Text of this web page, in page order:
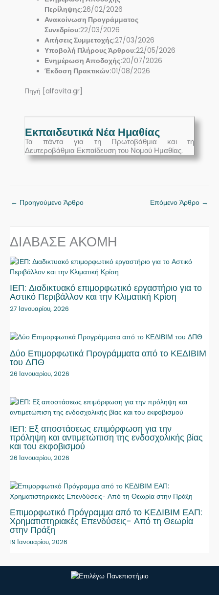
Περίληψης:26/02/2026
Ανακοίνωση Προγράμματος
Συνεδρίου:22/03/2026
Αιτήσεις Συμμετοχής:27/03/2026
Υποβολή Πλήρους Άρθρου:22/05/2026
Ενημέρωση Αποδοχής:20/07/2026
Έκδοση Πρακτικών:01/08/2026
Πηγή [alfavita.gr]
Εκπαιδευτικά Νέα Ημαθίας
Τα πάντα για τη Πρωτοβάθμια και τη
Δευτεροβάθμια Εκπαίδευση του Νομού Ημαθίας.
← Προηγούμενο Άρθρο Επόμενο Άρθρο →
ΔΙΑΒΑΣΕ ΑΚΟΜΗ
ΙΕΠ: Διαδικτυακό επιμορφωτικό εργαστήριο για το
Αστικό Περιβάλλον και την Κλιματική Κρίση
27 Ιανουαρίου, 2026
Δύο Επιμορφωτικά Προγράμματα από το ΚΕΔΙΒΙΜ
του ΔΠΘ
26 Ιανουαρίου, 2026
ΙΕΠ: Εξ αποστάσεως επιμόρφωση για την
πρόληψη και αντιμετώπιση της ενδοσχολικής βίας
και του εκφοβισμού
26 Ιανουαρίου, 2026
Επιμορφωτικό Πρόγραμμα από το ΚΕΔΙΒΙΜ ΕΑΠ:
Χρηματιστηριακές Επενδύσεις- Από τη Θεωρία
στην Πράξη
19 Ιανουαρίου, 2026